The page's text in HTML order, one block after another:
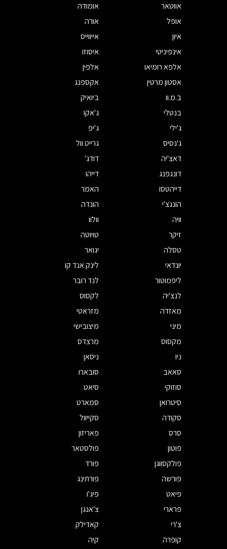
אווטאר
אומודה
אופל
אורה
איון
אייווייס
אינפיניטי
איסוזו
אלפא רומיאו
אלפין
אסטון מרטין
אקספנג
ב.מ.וו
ביואיק
בנטלי
ג'אקו
ג'ילי
ג'יפ
ג'נסיס
גרייט וול
דאצ'יה
דודג'
דונגפנג
דייהו
דייהטסו
האמר
הונגצ'י
הונדה
וויה
וולוו
זיקר
טויוטה
טסלה
יגואר
יונדאי
לינק אנד קו
ליפמוטור
לנד רובר
לנצ'יה
לקסוס
מאזדה
מזראטי
מיני
מיצובישי
מקסוס
מרצדס
ניו
ניסאן
סאאב
סובארו
סוזוקי
סיאט
סיטרואן
סמארט
סקודה
סקייוול
סרס
פאריזון
פוטון
פולסטאר
פולקסווגן
פורד
פורשה
פורתינג
פיאט
פיג'ו
פרארי
צ'אנגן
צ'רי
קאדילק
קופרה
קיה